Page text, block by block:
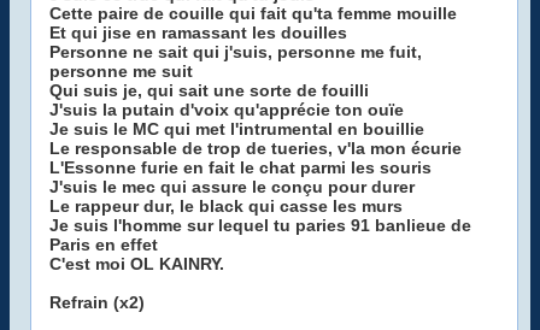
Cette paire de couille qui fait qu'ta femme mouille
Et qui jise en ramassant les douilles
Personne ne sait qui j'suis, personne me fuit,
personne me suit
Qui suis je, qui sait une sorte de fouilli
J'suis la putain d'voix qu'apprécie ton ouïe
Je suis le MC qui met l'intrumental en bouillie
Le responsable de trop de tueries, v'la mon écurie
L'Essonne furie en fait le chat parmi les souris
J'suis le mec qui assure le conçu pour durer
Le rappeur dur, le black qui casse les murs
Je suis l'homme sur lequel tu paries 91 banlieue de
Paris en effet
C'est moi OL KAINRY.
Refrain (x2)